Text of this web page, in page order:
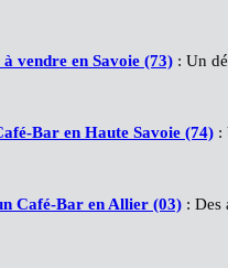
vendre en Savoie (73): Un
Bar en Haute Savoie (74):
Café-Bar en Allier (03): Des